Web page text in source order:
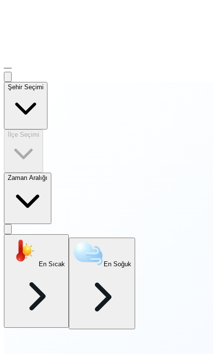
—
Şehir Seçimi
İlçe Seçimi
Zaman Aralığı
En Sıcak En Soğuk